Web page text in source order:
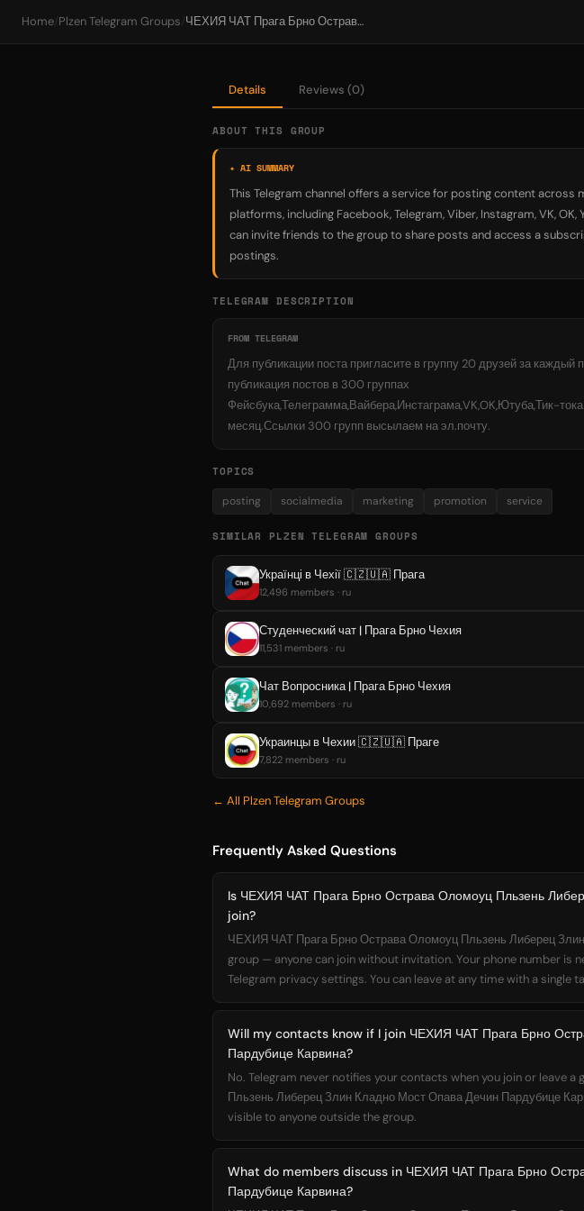
Home/ Plzen Telegram Groups/ ЧЕХИЯ ЧАТ Прага Брно Острава Оломоуц Пльзень Либерец Злин Кладно Мост Опава Дечин Пардубице Карвина
Details Reviews (0)
ABOUT THIS GROUP
✦ AI SUMMARY
This Telegram channel offers a service for posting content across
platforms, including Facebook, Telegram, Viber, Instagram, VK, OK,
can invite friends to the group to share posts and access a
postings.
TELEGRAM DESCRIPTION
FROM TELEGRAM
Для публикации поста пригласите в группу 20 друзей за каждый
публикация постов в 300 группах
Фейсбука,Телеграмма,Вайбера,Инстаграма,VK,OK,Ютуба,Тик-
месяц.Ссылки 300 групп высылаем на эл.почту.
TOPICS
posting socialmedia marketing promotion service
SIMILAR PLZEN TELEGRAM GROUPS
Українці в Чехії 🇨🇿🇺🇦 Прага
12,496 members · ru
Студенческий чат | Прага Брно Чехия
11,531 members · ru
Чат Вопросника | Прага Брно Чехия
10,692 members · ru
Украинцы в Чехии 🇨🇿🇺🇦 Праге
7,822 members · ru
← All Plzen Telegram Groups
Frequently Asked Questions
Is ЧЕХИЯ ЧАТ Прага Брно Острава Оломоуц Пльзень
join?
ЧЕХИЯ ЧАТ Прага Брно Острава Оломоуц Пльзень Либерец
group — anyone can join without invitation. Your phone number is
Telegram privacy settings. You can leave at any time with a
Will my contacts know if I join ЧЕХИЯ ЧАТ Прага Брно
Пардубице Карвина?
No. Telegram never notifies your contacts when you join or leave
Пльзень Либерец Злин Кладно Мост Опава Дечин Пардубице
visible to anyone outside the group.
What do members discuss in ЧЕХИЯ ЧАТ Прага Брно
Пардубице Карвина?